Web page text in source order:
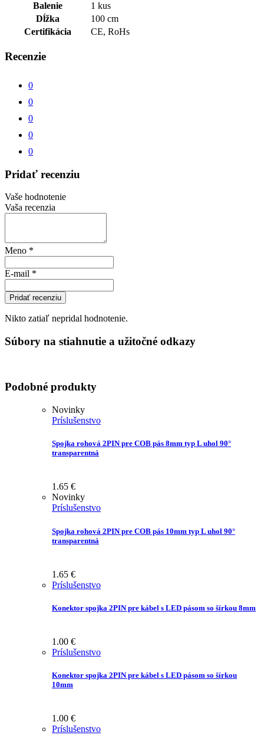
Balenie
1 kus
Dĺžka
100 cm
Certifikácia
CE, RoHs
Recenzie
0
0
0
0
0
Pridať recenziu
Vaše hodnotenie
Vaša recenzia
Meno *
E-mail *
Pridať recenziu
Nikto zatiaľ nepridal hodnotenie.
Súbory na stiahnutie a užitočné odkazy
Podobné produkty
Novinky
Príslušenstvo
Spojka rohová 2PIN pre COB pás 8mm typ L uhol 90°
transparentná
1.65 €
Novinky
Príslušenstvo
Spojka rohová 2PIN pre COB pás 10mm typ L uhol 90°
transparentná
1.65 €
Príslušenstvo
Konektor spojka 2PIN pre kábel s LED pásom so šírkou 8mm
1.00 €
Príslušenstvo
Konektor spojka 2PIN pre kábel s LED pásom so šírkou
10mm
1.00 €
Príslušenstvo